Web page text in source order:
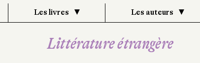
Les livres Les auteurs
Littérature étrangère